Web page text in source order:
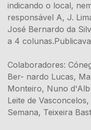
indicando o local,
responsável A, J.
José Bernardo da
a 4
Colaboradores:
Ber- nardo Lucas,
Monteiro, Nuno
Leite de
Semana, Teixeira